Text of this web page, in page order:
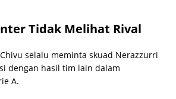
Tidak Melihat Rival
selalu meminta skuad Nerazzurri
dengan hasil tim lain dalam
A.